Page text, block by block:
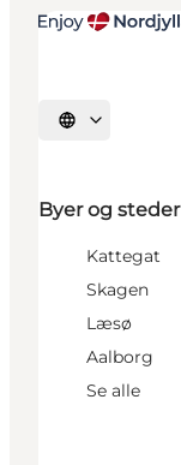
Vælg sprog
Byer og steder
Kattegat
Skagen
Læsø
Aalborg
Se alle